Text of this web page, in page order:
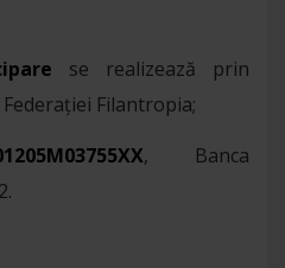
se realizează prin
Filantropia;
, Banca